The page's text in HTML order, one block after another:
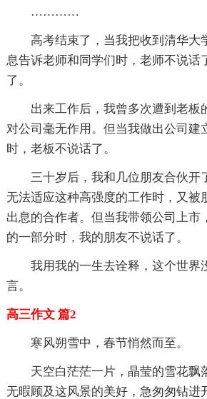
…………
高考结束了，当我把收到清华大
息告诉老师和同学们时，老师不说话
了。
出来工作后，我曾多次遭到老板
对公司毫无作用。但当我做出公司建
时，老板不说话了。
三十岁后，我和几位朋友合伙开
无法适应这种高强度的工作时，又被
出息的合作者。但当我带领公司上市
的一部分时，我的朋友不说话了。
我用我的一生去诠释，这个世界
言。
高三作文 篇2
寒风朔雪中，春节悄然而至。
天空白茫茫一片，晶莹的雪花飘
无暇顾及这风景的美好，急匆匆钻进